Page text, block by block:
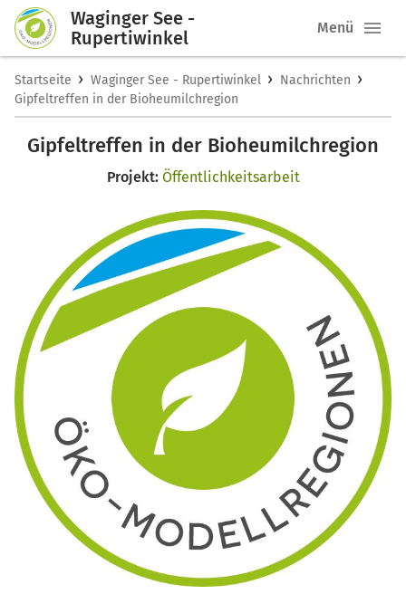
Waginger See -
Rupertiwinkel
Menü
Startseite › Waginger See - Rupertiwinkel › Nachrichten ›
Gipfeltreffen in der Bioheumilchregion
Gipfeltreffen in der Bioheumilchregion
Projekt: Öffentlichkeitsarbeit